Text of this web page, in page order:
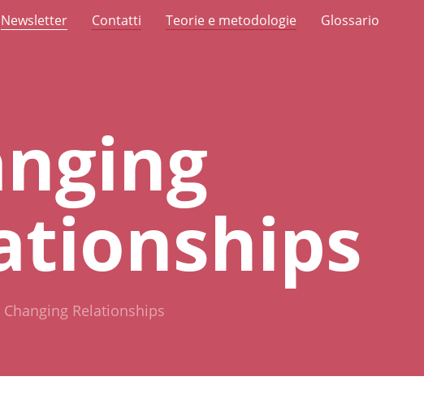
Newsletter Contatti Teorie e metodologie Glossario
Changing Relationships